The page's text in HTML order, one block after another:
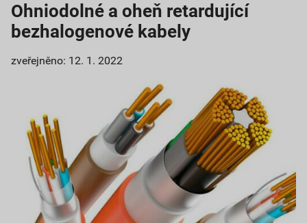
Ohniodolné a oheň retardující
bezhalogenové kabely
zveřejněno: 12. 1. 2022